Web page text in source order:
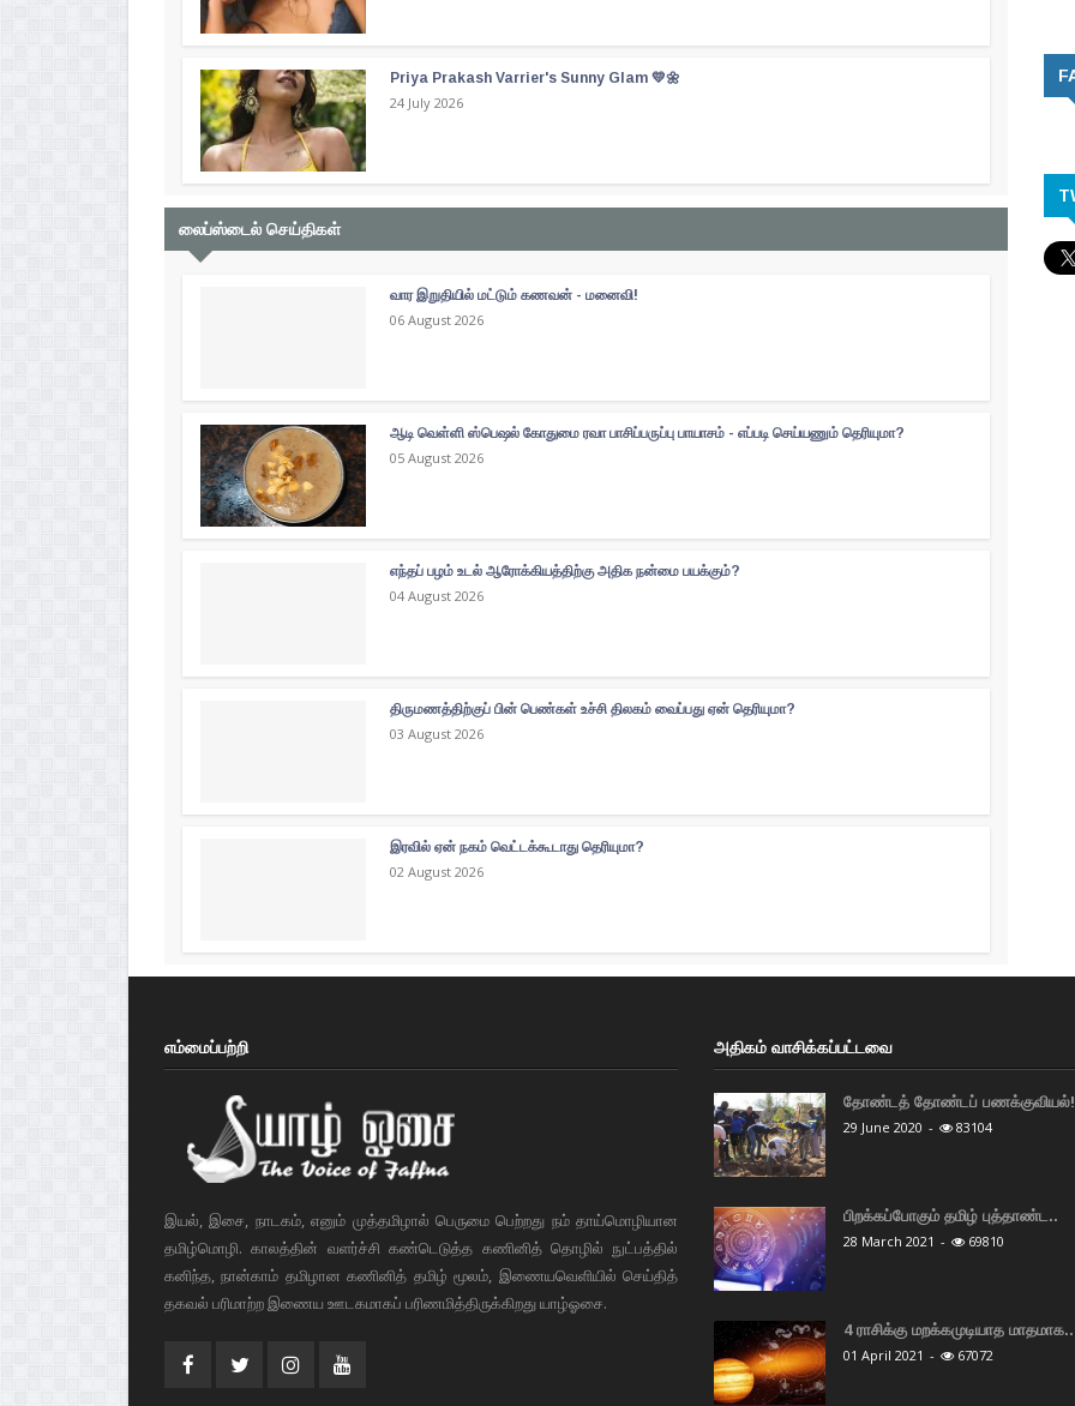
Priya Prakash Varrier's Sunny Glam 💛🌼
24 July 2026
லைப்ஸ்டைல் செய்திகள்
வார இறுதியில் மட்டும் கணவன் - மனைவி!
06 August 2026
ஆடி வெள்ளி ஸ்பெஷல் கோதுமை ரவா பாசிப்பருப்பு பாயாசம் - எப்படி செய்யணும் தெரியுமா?
05 August 2026
எந்தப் பழம் உடல் ஆரோக்கியத்திற்கு அதிக நன்மை பயக்கும்?
04 August 2026
திருமணத்திற்குப் பின் பெண்கள் உச்சி திலகம் வைப்பது ஏன் தெரியுமா?
03 August 2026
இரவில் ஏன் நகம் வெட்டக்கூடாது தெரியுமா?
02 August 2026
எம்மைப்பற்றி
இயல், இசை, நாடகம், எனும் முத்தமிழால் பெருமை பெற்றது நம் தாய்மொழியான
தமிழ்மொழி. காலத்தின் வளர்ச்சி கண்டெடுத்த கணினித் தொழில் நுட்பத்தில்
கனிந்த, நான்காம் தமிழான கணினித் தமிழ் மூலம், இணையவெளியில் செய்தித்
தகவல் பரிமாற்ற இணைய ஊடகமாகப் பரிணமித்திருக்கிறது யாழ்ஓசை.
அதிகம் வாசிக்கப்பட்டவை
தோண்டத் தோண்டப் பணக்குவியல்!
29 June 2020 - 83104
பிறக்கப்போகும் தமிழ் புத்தாண்ட..
28 March 2021 - 69810
4 ராசிக்கு மறக்கமுடியாத மாதமாக..
01 April 2021 - 67072